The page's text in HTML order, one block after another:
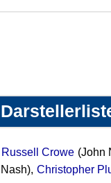
Russell Crowe (John
Nash), Christopher